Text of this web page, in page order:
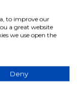
NOIRE
63,36€
Ajouter au panier
to improve our
a great website
we use open the
Deny